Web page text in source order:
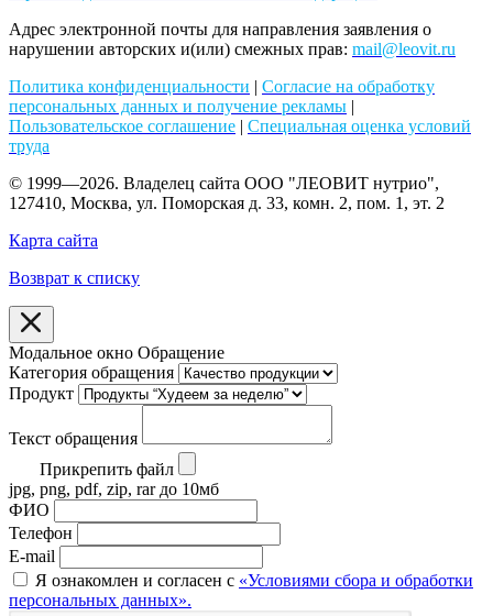
Адрес электронной почты для направления заявления о
нарушении авторских и(или) смежных прав: mail@leovit.ru
Политика конфиденциальности | Согласие на обработку
персональных данных и получение рекламы |
Пользовательское соглашение | Специальная оценка условий
труда
© 1999—2026. Владелец сайта ООО "ЛЕОВИТ нутрио",
127410, Москва, ул. Поморская д. 33, комн. 2, пом. 1, эт. 2
Карта сайта
Возврат к списку
Модальное окно Обращение
Категория обращения
Продукт
Текст обращения
Прикрепить файл
jpg, png, pdf, zip, rar до 10мб
ФИО
Телефон
E-mail
Я ознакомлен и согласен с «Условиями сбора и обработки
персональных данных».